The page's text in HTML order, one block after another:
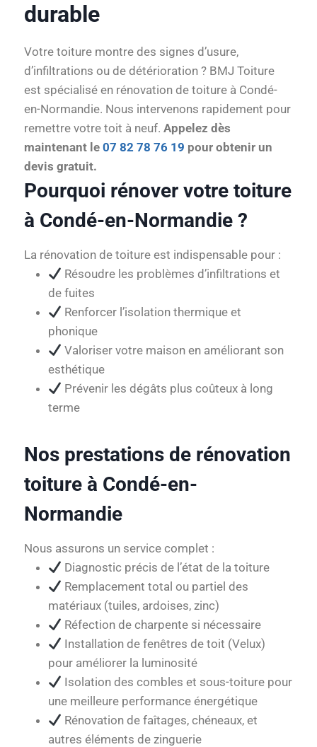
durable
Votre toiture montre des signes d’usure,
d’infiltrations ou de détérioration ? BMJ Toiture
est spécialisé en rénovation de toiture à Condé-
en-Normandie. Nous intervenons rapidement pour
remettre votre toit à neuf. Appelez dès
maintenant le 07 82 78 76 19 pour obtenir un
devis gratuit.
Pourquoi rénover votre toiture
à Condé-en-Normandie ?
La rénovation de toiture est indispensable pour :
Résoudre les problèmes d’infiltrations et
de fuites
Renforcer l’isolation thermique et
phonique
Valoriser votre maison en améliorant son
esthétique
Prévenir les dégâts plus coûteux à long
terme
Nos prestations de rénovation
toiture à Condé-en-
Normandie
Nous assurons un service complet :
Diagnostic précis de l’état de la toiture
Remplacement total ou partiel des
matériaux (tuiles, ardoises, zinc)
Réfection de charpente si nécessaire
Installation de fenêtres de toit (Velux)
pour améliorer la luminosité
Isolation des combles et sous-toiture pour
une meilleure performance énergétique
Rénovation de faîtages, chéneaux, et
autres éléments de zinguerie